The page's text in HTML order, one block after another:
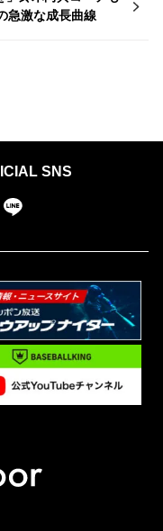
急激な成長曲線
SNS